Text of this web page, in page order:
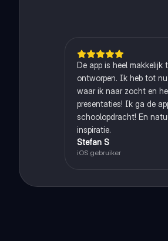
De app is heel makkelijk
ontworpen. Ik heb tot
waar ik naar zocht en
presentaties! Ik ga de
schoolopdracht! En
inspiratie.
Stefan S
iOS gebruiker